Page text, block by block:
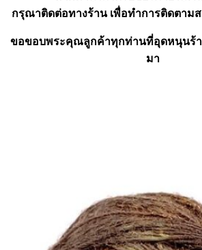
กรุณาติดต่อทางร้าน เพื่อทำการติดตาม
ขอขอบพระคุณลูกค้าทุกท่านที่อุดหนุนร้า
มา